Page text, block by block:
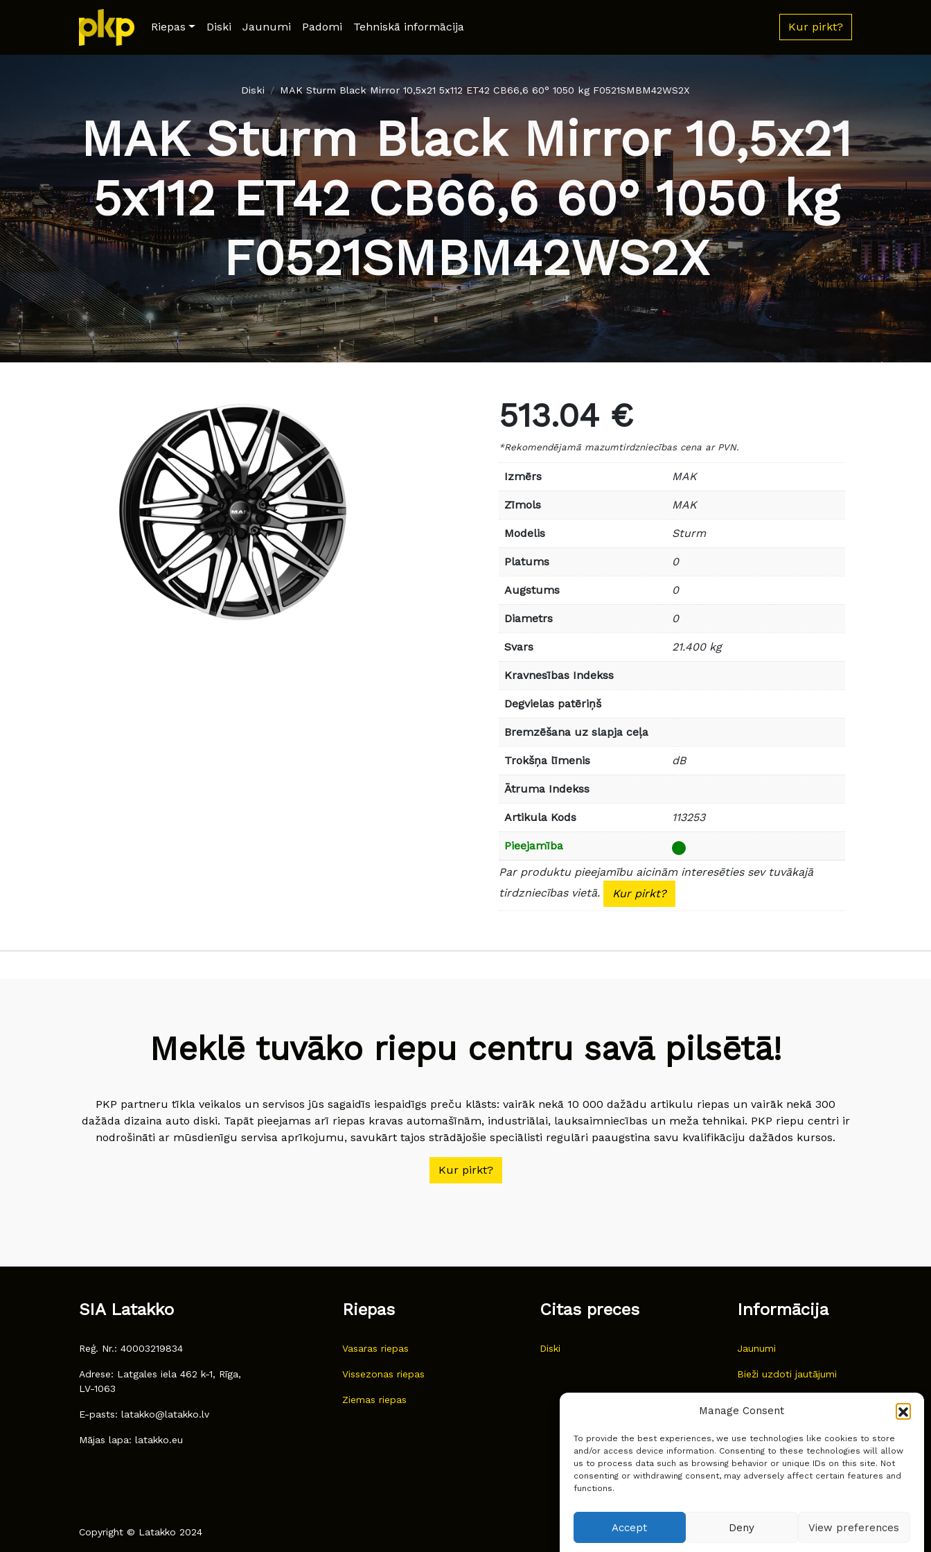
Manage Consent
To provide the best experiences, we use technologies like cookies to store
and/or access device information. Consenting to these technologies will allow
us to process data such as browsing behavior or unique IDs on this site. Not
consenting or withdrawing consent, may adversely affect certain features and
functions.
Accept Deny View preferences
Riepas Diski Jaunumi Padomi Tehniskā informācija Kur pirkt?
Diski MAK Sturm Black Mirror 10,5x21 5x112 ET42 CB66,6 60° 1050 kg F0521SMBM42WS2X
MAK Sturm Black Mirror 10,5x21
5x112 ET42 CB66,6 60° 1050 kg
F0521SMBM42WS2X
513.04 €
*Rekomendējamā mazumtirdzniecības cena ar PVN.
Izmērs MAK
Zīmols MAK
Modelis Sturm
Platums 0
Augstums 0
Diametrs 0
Svars 21.400 kg
Kravnesības Indekss
Degvielas patēriņš
Bremzēšana uz slapja ceļa
Trokšņa līmenis dB
Ātruma Indekss
Artikula Kods 113253
Pieejamība
Par produktu pieejamību aicinām interesēties sev tuvākajā
tirdzniecības vietā.
Kur pirkt?
Meklē tuvāko riepu centru savā pilsētā!
PKP partneru tīkla veikalos un servisos jūs sagaidīs iespaidīgs preču klāsts: vairāk nekā 10 000 dažādu artikulu riepas un vairāk nekā 300
dažāda dizaina auto diski. Tapāt pieejamas arī riepas kravas automašīnām, industriālai, lauksaimniecības un meža tehnikai. PKP riepu centri ir
nodrošināti ar mūsdienīgu servisa aprīkojumu, savukārt tajos strādājošie speciālisti regulāri paaugstina savu kvalifikāciju dažādos kursos.
Kur pirkt?
SIA Latakko
Reģ. Nr.: 40003219834
Adrese: Latgales iela 462 k-1, Rīga,
LV-1063
E-pasts: latakko@latakko.lv
Mājas lapa: latakko.eu
Riepas
Vasaras riepas
Vissezonas riepas
Ziemas riepas
Citas preces
Diski
Informācija
Jaunumi
Bieži uzdoti jautājumi
Copyright © Latakko 2024